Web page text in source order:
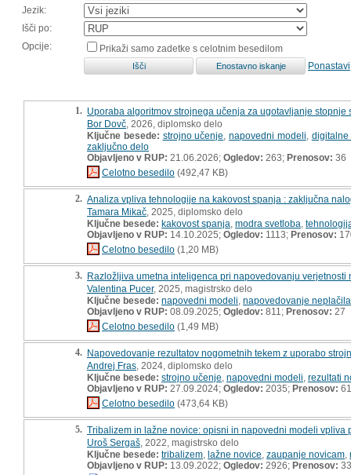
Jezik:
Išči po:
Opcije:
Prikaži samo zadetke s celotnim besedilom
Ponastavi
1. Uporaba algoritmov strojnega učenja za ugotavljanje
Bor Dovč , 2026, diplomsko delo
Ključne besede: strojno učenje ,napovedni modeli digitalne
zaključno delo
Objavljeno v RUP: 21.06.2026; Ogledov: 263; Prenosov: 36
Celotno besedilo (492,47 KB)
2. Analiza vpliva tehnologije na kakovost spanja : zaključna
Tamara Mikač , 2025, diplomsko delo
Ključne besede: kakovost spanja modra svetloba
Objavljeno v RUP: 14.10.2025; Ogledov: 1113; Prenosov:
Celotno besedilo (1,20 MB)
3. Razložljiva umetna inteligenca pri napovedovanju
Valentina Pucer, 2025, magistrsko delo
Ključne besede: napovedni modeli napovedovanje neplačila
Objavljeno v RUP: 08.09.2025; Ogledov: 811; Prenosov: 27
Celotno besedilo (1,49 MB)
4. Napovedovanje rezultatov nogometnih tekem z uporabo
Andrej Fras , 2024, diplomsko delo
Ključne besede: strojno učenje napovedni modeli rezultati
Objavljeno v RUP: 27.09.2024; Ogledov: 2035; Prenosov: 61
Celotno besedilo (473,64 KB)
5. Tribalizem in lažne novice: opisni in napovedni modeli
Uroš Sergaš , 2022, magistrsko delo
Ključne besede: tribalizem lažne novice zaupanje novicam
Objavljeno v RUP: 13.09.2022; Ogledov: 2926; Prenosov: 33